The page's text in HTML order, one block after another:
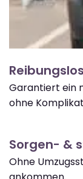
Garantiert ein
ohne
Sorgen- &
Ohne